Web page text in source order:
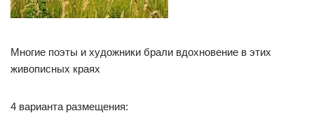
Многие поэты и художники брали вдохновение в этих
живописных краях
4 варианта размещения: